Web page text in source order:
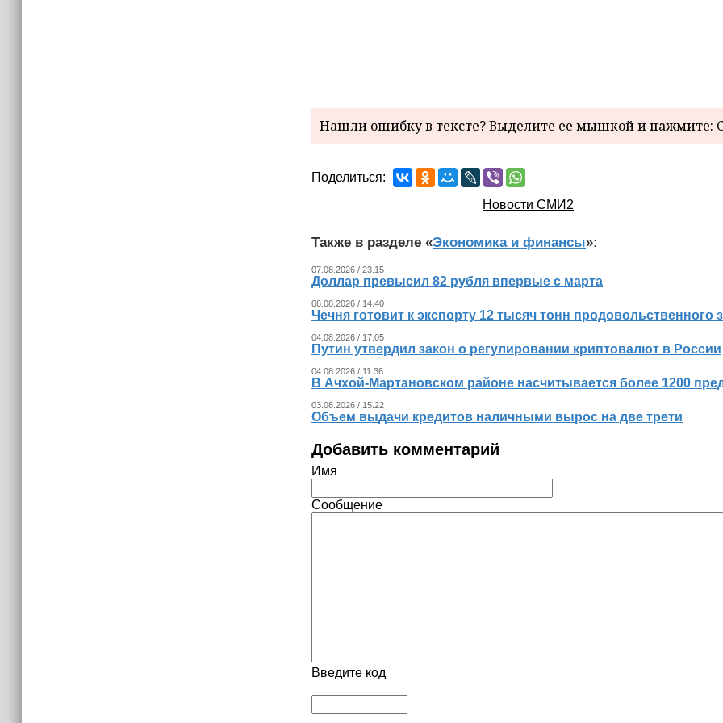
Нашли ошибку в тексте? Выделите ее мышкой и нажмите:
Поделиться:
Новости СМИ2
Также в разделе «Экономика и финансы»:
07.08.2026 / 23.15
Доллар превысил 82 рубля впервые с марта
06.08.2026 / 14.40
Чечня готовит к экспорту 12 тысяч тонн продовольственного
04.08.2026 / 17.05
Путин утвердил закон о регулировании криптовалют в России
04.08.2026 / 11.36
В Ачхой-Мартановском районе насчитывается более 1200
03.08.2026 / 15.22
Объем выдачи кредитов наличными вырос на две трети
Добавить комментарий
Имя
Сообщение
Введите код